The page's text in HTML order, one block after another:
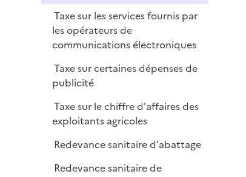
Taxe sur les services fournis par
les opérateurs de
communications électroniques
Taxe sur certaines dépenses de
publicité
Taxe sur le chiffre d'affaires des
exploitants agricoles
Redevance sanitaire d'abattage
Redevance sanitaire de